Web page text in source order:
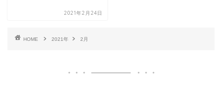
2021年2月24日
HOME 2021年 2月